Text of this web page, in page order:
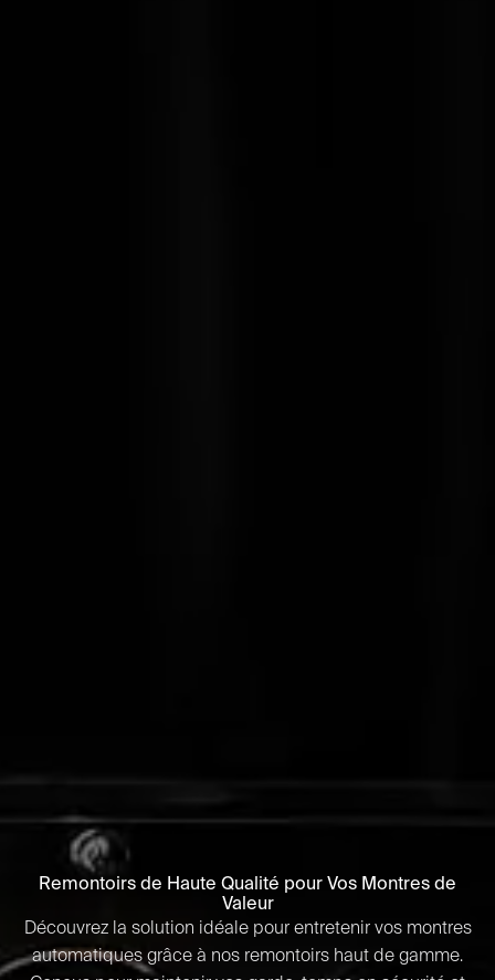
Remontoirs de Haute Qualité pour Vos Montres de
Valeur
Découvrez la solution idéale pour entretenir vos montres
automatiques grâce à nos remontoirs haut de gamme.